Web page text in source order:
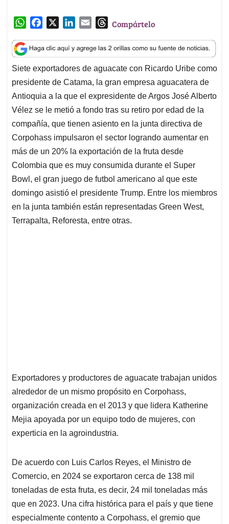
W
a
t
s
A
p
p
c
e
b
o
o
k
n
k
e
d
I
n
a
i
l
T
r
e
a
d
s
Compártelo
Siete exportadores de aguacate con Ricardo Uribe como
presidente de Catama, la gran empresa aguacatera de
Antioquia a la que el expresidente de Argos José Alberto
Vélez se le metió a fondo tras su retiro por edad de la
compañía, que tienen asiento en la junta directiva de
Corpohass impulsaron el sector logrando aumentar en
más de un 20% la exportación de la fruta desde
Colombia que es muy consumida durante el Super
Bowl, el gran juego de futbol americano al que este
domingo asistió el presidente Trump. Entre los miembros
en la junta también están representadas Green West,
Terrapalta, Reforesta, entre otras.
Exportadores y productores de aguacate trabajan unidos
alrededor de un mismo propósito en Corpohass,
organización creada en el 2013 y que lidera Katherine
Mejia apoyada por un equipo todo de mujeres, con
experticia en la agroindustria.
De acuerdo con Luis Carlos Reyes, el Ministro de
Comercio, en 2024 se exportaron cerca de 138 mil
toneladas de esta fruta, es decir, 24 mil toneladas más
que en 2023. Una cifra histórica para el país y que tiene
especialmente contento a Corpohass, el gremio que